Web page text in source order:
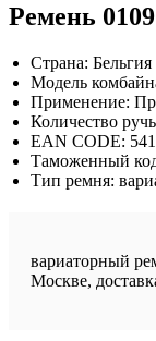
Ремень
Страна: Бельгия
Модель
Применение:
Количество
EAN CODE:
Таможенный
Тип ремня:
вариаторный
Москве,